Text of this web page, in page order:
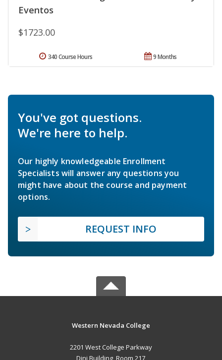
Eventos
$1723.00
9 Months
340 Course Hours
You've got questions.
We're here to help.
Our highly knowledgeable Enrollment
Specialists will answer any questions you
might have about the course and payment
options.
REQUEST INFO
Western Nevada College
2201 West College Parkway
Dini Building, Room 217